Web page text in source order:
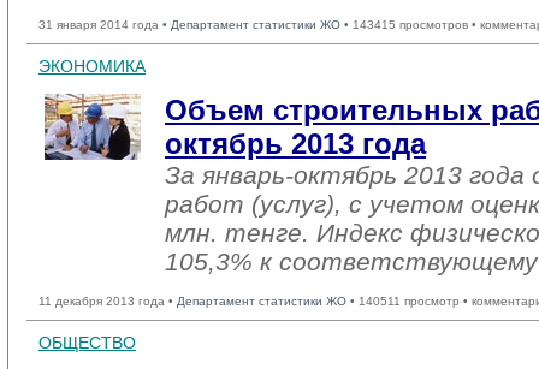
31 января 2014 года • Департамент статистики ЖО • 143415 просмотров •
ЭКОНОМИКА
Объем строительных
октябрь 2013 года
За январь-октябрь 2013
работ (услуг), с учетом
млн. тенге. Индекс
105,3% к соответствующему
11 декабря 2013 года • Департамент статистики ЖО • 140511 просмотр •
ОБЩЕСТВО